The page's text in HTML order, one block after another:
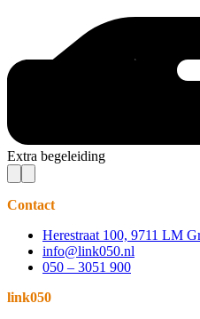
Extra begeleiding
Contact
Herestraat 100, 9711 LM
info@link050.nl
050 – 3051 900
link050